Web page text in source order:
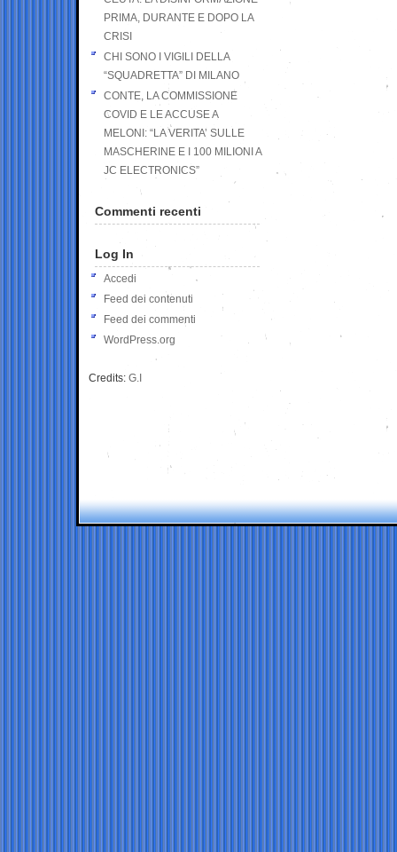
PRIMA, DURANTE E DOPO LA
CRISI
CHI SONO I VIGILI DELLA
“SQUADRETTA” DI MILANO
CONTE, LA COMMISSIONE
COVID E LE ACCUSE A
MELONI: “LA VERITA’ SULLE
MASCHERINE E I 100 MILIONI A
JC ELECTRONICS”
Commenti recenti
Log In
Accedi
Feed dei contenuti
Feed dei commenti
WordPress.org
Credits: G.I